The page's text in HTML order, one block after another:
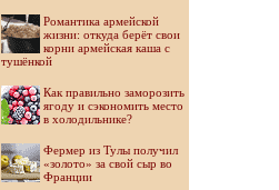
Романтика армейской
жизни: откуда берёт свои
корни армейская каша с
тушёнкой
Как правильно заморозить
ягоду и сэкономить место
в холодильнике?
Фермер из Тулы получил
«золото» за свой сыр во
Франции